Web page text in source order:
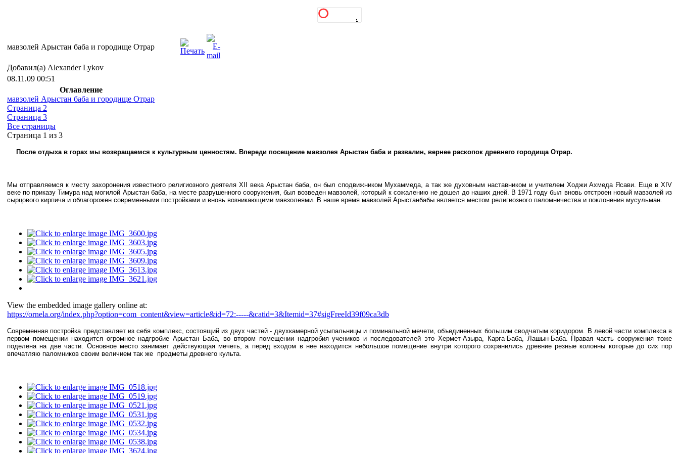
мавзолей Арыстан баба и городище Отрар
Добавил(а) Alexander Lykov
08.11.09 00:51
Оглавление
мавзолей Арыстан баба и городище Отрар
Страница 2
Страница 3
Все страницы
Страница 1 из 3
После отдыха в горах мы возвращаемся к культурным ценностям. Впереди посещение мавзолея Арыстан баба и развалин, вернее раскопок древнего городища Отрар.
Мы отправляемся к месту захороненияизвестного религиозного деятеляXIIвека Арыстан баба, он был сподвижником Мухаммеда, а так же духовным наставником и учителем Ходжи Ахмеда Ясави. Еще вXIV
веке по приказу Тимура над могилой Арыстан баба, на месте разрушенного сооружения, был возведен мавзолей, который к сожалению не дошел до наших дней. В 1971 году был вновь отстроен новый мавзолей из
сырцового кирпича и облагорожен современными постройками и вновь возникающими мавзолеями. В наше время мавзолей Арыстанбабы является местом религиозного паломничества и поклонения мусульман.
View the embedded image gallery online at:
https://ornela.org/index.php?option=com_content&view=article&id=72:-----&catid=3&Itemid=37#sigFreeId39f09ca3db
Современная постройка представляет из себя комплекс, состоящий из двух частей - двухкамерной усыпальницы и поминальной мечети, объединенных большим сводчатым коридором. В левой части комплекса в
первом помещении находится огромное надгробие Арыстан Баба, во втором помещении надгробия учеников и последователей это Хермет-Азыра, Карга-Баба, Лашын-Баба. Правая часть сооружения тоже
поделена на две части. Основное место занимает действующая мечеть, а перед входом в нее находится небольшое помещение внутри которого сохранились древние резные колонны которые до сих пор
впечатляю паломников своим величием так же предметы древнего культа.